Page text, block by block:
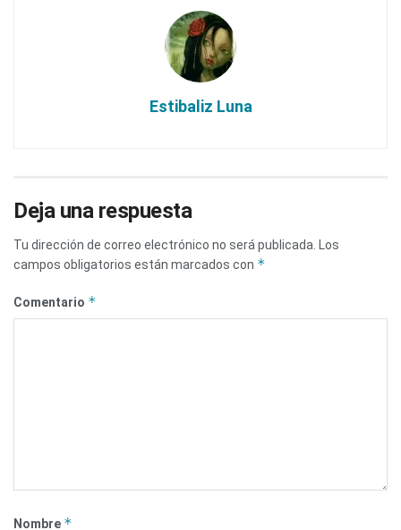
Estibaliz Luna
Deja una respuesta
Tu dirección de correo electrónico no será publicada.
Los
campos obligatorios están marcados con *
Comentario *
Nombre *